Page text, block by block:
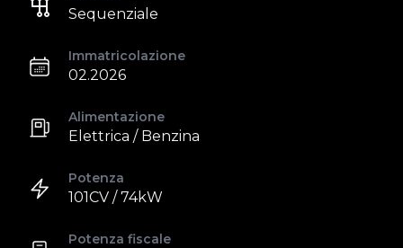
Sequenziale
Immatricolazione
02.2026
Alimentazione
Elettrica / Benzina
Potenza
101CV / 74kW
Potenza fiscale